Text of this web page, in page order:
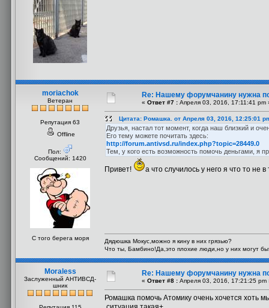
moriachok
Ветеран
Репутация 63
Offline
Пол:
Сообщений: 1420
С того берега моря
Re: Нашему форумчанину нужна
« Ответ #7 : Апреля 03, 2016, 17:11:41 pm
Цитата: Ромашка. от Апреля 03, 2016, 12:25:01
Друзья, настал тот момент, когда наш близкий и
Его тему можете почитать здесь:
http://forum.antivsd.ru/index.php?topic=28449.0
Тем, у кого есть возможность помочь деньгами, я
Привет! а что случилось у него я что то не
Дядюшка Мокус,можно я кину в них грязью?
Что ты, Бамбино!Да,это плохие люди,но у них могут
Moraless
Заслуженный АНТИВСД-
шник
Re: Нашему форумчанину нужна
« Ответ #8 : Апреля 03, 2016, 17:21:25 pm
Ромашка помочь Атомику очень хочется хоть